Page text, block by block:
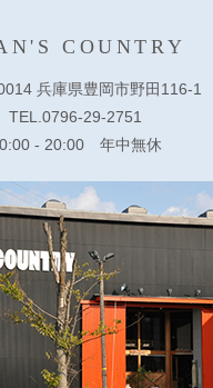
COUNTRY
兵庫県豊岡市野田116-1
TEL.0796-29-2751
- 20:00 年中無休